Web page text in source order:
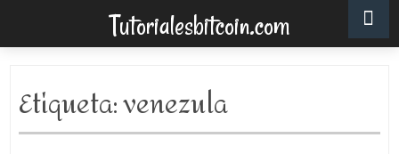
Tutorialesbitcoin.com
Etiqueta:venezula